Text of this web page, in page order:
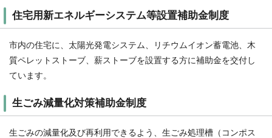
住宅用新エネルギーシステム等設置補助金制度
市内の住宅に、太陽光発電システム、リチウムイオン蓄電池、木
質ペレットストーブ、薪ストーブを設置する方に補助金を交付し
ています。
生ごみ減量化対策補助金制度
生ごみの減量化及び再利用できるよう、生ごみ処理槽（コンポス